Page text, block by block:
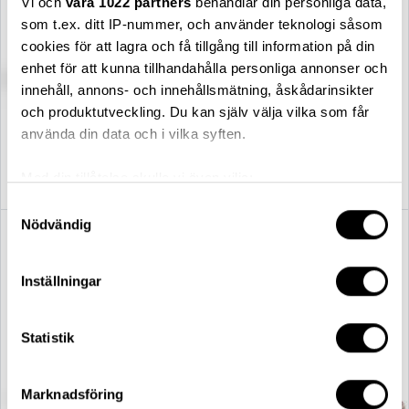
som t.ex. ditt IP-nummer, och använder teknologi såsom
cookies för att lagra och få tillgång till information på din
enhet för att kunna tillhandahålla personliga annonser och
innehåll, annons- och innehållsmätning, åskådarinsikter
och produktutveckling. Du kan själv välja vilka som får
använda din data och i vilka syften.
som kan ha en noggrannhet på upp till flera meter
Ta reda på mer om hur dina personliga uppgifter
Du kan ändra eller dra tillbaka ditt samtycke när som
Vi använder enhetsidentifierare för att anpassa innehållet
Samtyckesval
Nödvändig
Inställningar
Statistik
Marknadsföring
HAY HAY